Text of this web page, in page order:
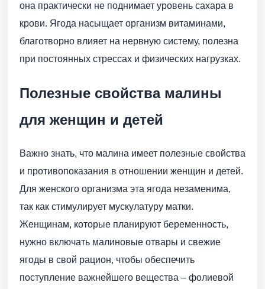
она практически не поднимает уровень сахара в
крови. Ягода насыщает организм витаминами,
благотворно влияет на нервную систему, полезна
при постоянных стрессах и физических нагрузках.
Полезные свойства малины
для женщин и детей
Важно знать, что малина имеет полезные свойства
и противопоказания в отношении женщин и детей.
Для женского организма эта ягода незаменима,
так как стимулирует мускулатуру матки.
Женщинам, которые планируют беременность,
нужно включать малиновые отвары и свежие
ягоды в свой рацион, чтобы обеспечить
поступление важнейшего вещества – фолиевой